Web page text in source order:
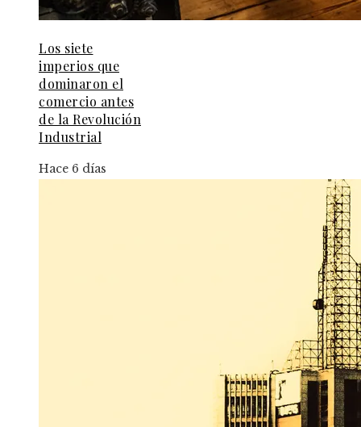
Los siete
imperios que
dominaron el
comercio antes
de la Revolución
Industrial
Hace 6 días